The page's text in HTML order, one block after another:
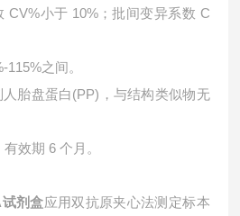
CV%小于 10%；批间变异系数 C
之间。
胎盘蛋白(PP)，与结构类似物无
效期 6 个月。
剂盒应用双抗原夹心法测定标本